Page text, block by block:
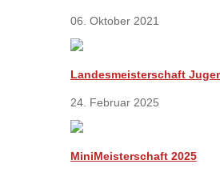
06. Oktober 2021
Landesmeisterschaft
24. Februar 2025
MiniMeisterschaft 2025